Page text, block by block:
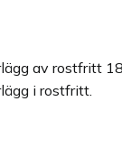
av rostfritt
i rostfritt.